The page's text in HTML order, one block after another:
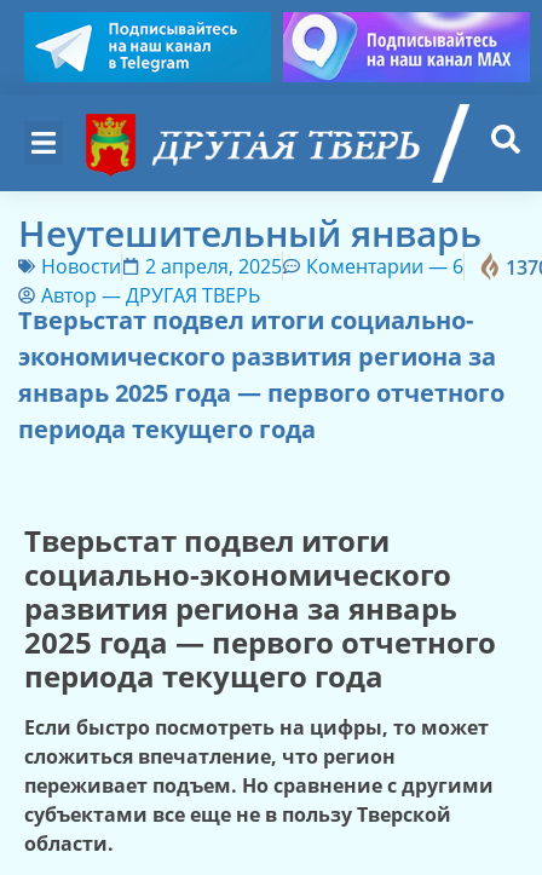
Неутешительный январь
Новости 2 апреля, 2025 Коментарии — 6
Автор —ДРУГАЯ ТВЕРЬ
Тверьстат подвел итоги социально-
экономического развития региона за
январь 2025 года — первого отчетного
периода текущего года
Тверьстат подвел итоги
социально-экономического
развития региона за январь
2025 года — первого отчетного
периода текущего года
Если быстро посмотреть на цифры, то может
сложиться впечатление, что регион
переживает подъем. Но сравнение с другими
субъектами все еще не в пользу Тверской
области.